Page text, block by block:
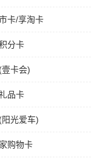
卡/享淘卡
分卡
卡会)
品卡
光爱车)
购物卡